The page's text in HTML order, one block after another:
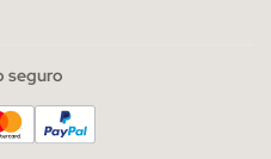
seguro